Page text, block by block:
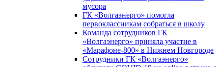
мусора
ГК «Волгаэнерго» помогла
первоклассникам собраться в школу
Команда сотрудников ГК
«Волгаэнерго» приняла участие в
«Марафоне-800» в Нижнем Новгороде
Сотрудники ГК «Волгаэнерго»